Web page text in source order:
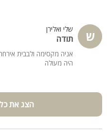
ש שלי ואלירן
תודה
אניה מקסימה ולבבית
היה מעולה
הצג את